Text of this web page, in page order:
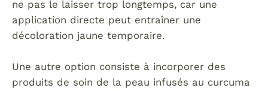
ne pas le laisser trop longtemps, car une
application directe peut entraîner une
décoloration jaune temporaire.
Une autre option consiste à incorporer des
produits de soin de la peau infusés au curcuma